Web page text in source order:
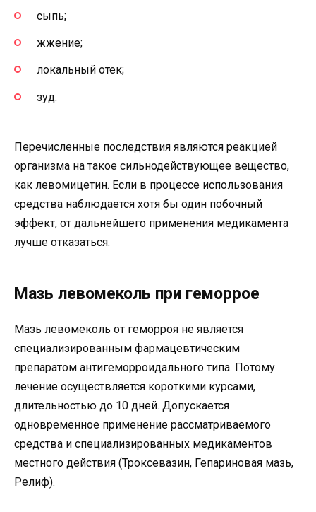
сыпь;
жжение;
локальный отек;
зуд.
Перечисленные последствия являются реакцией
организма на такое сильнодействующее вещество,
как левомицетин. Если в процессе использования
средства наблюдается хотя бы один побочный
эффект, от дальнейшего применения медикамента
лучше отказаться.
Мазь левомеколь при геморрое
Мазь левомеколь от геморроя не является
специализированным фармацевтическим
препаратом антигеморроидального типа. Потому
лечение осуществляется короткими курсами,
длительностью до 10 дней. Допускается
одновременное применение рассматриваемого
средства и специализированных медикаментов
местного действия (Троксевазин, Гепариновая мазь,
Релиф).